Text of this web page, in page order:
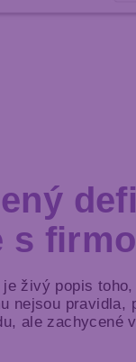
s
je živý popis
nejsou pravidla,
ale zachycené